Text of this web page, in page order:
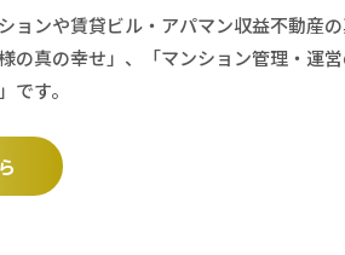
ョンや賃貸ビル・アパマン収益不動産の
の真の幸せ」、「マンション管理・運
です。